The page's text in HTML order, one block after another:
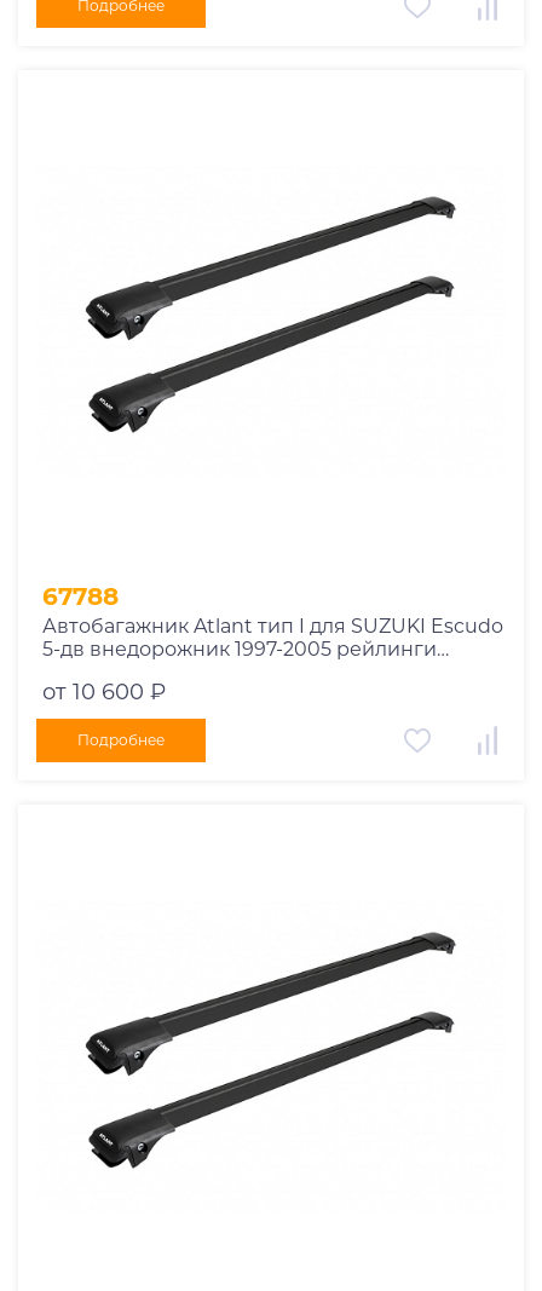
Подробнее
67788
Автобагажник Atlant тип I для SUZUKI Escudo
5-дв внедорожник 1997-2005 рейлинги
от 10 600 ₽
Подробнее